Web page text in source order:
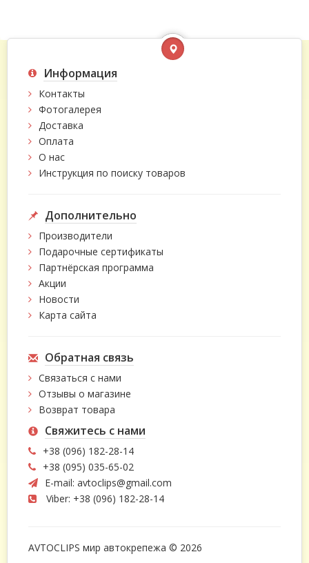
Информация
Контакты
Фотогалерея
Доставка
Оплата
О нас
Инструкция по поиску товаров
Дополнительно
Производители
Подарочные сертификаты
Партнёрская программа
Акции
Новости
Карта сайта
Обратная связь
Связаться с нами
Отзывы о магазине
Возврат товара
Свяжитесь с нами
+38 (096) 182-28-14
+38 (095) 035-65-02
E-mail: avtoclips@gmail.com
Viber: +38 (096) 182-28-14
AVTOCLIPS мир автокрепежа © 2026